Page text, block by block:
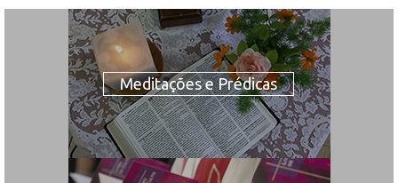
Meditações e Prédicas